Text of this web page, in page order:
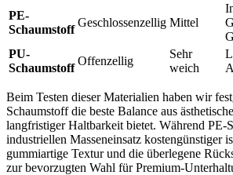
PE-
Schaumstoff
Geschlossenzellig Mittel
PU-
Schaumstoff
Offenzellig
Sehr
weich
Beim Testen dieser Materialien haben wir
Schaumstoff die beste Balance aus
langfristiger Haltbarkeit bietet. Während PE-
industriellen Masseneinsatz kostengünstiger
gummiartige Textur und die überlegene
zur bevorzugten Wahl für Premium-